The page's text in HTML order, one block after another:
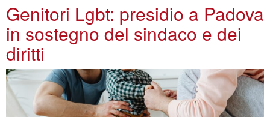
Genitori Lgbt: presidio a Padova
in sostegno del sindaco e dei
diritti